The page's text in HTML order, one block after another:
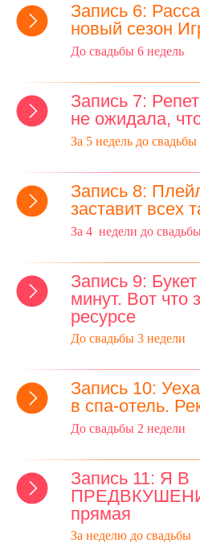
Запись 6:
новый сезон
До свадьбы 6 недель
Запись 7:
не ожидала,
За 5 недель до свадьбы
Запись 8:
заставит всех
За 4 недели до
Запись 9:
минут. Вот что
ресурсе
До свадьбы 3 недели
Запись 10:
в спа-отель.
До свадьбы 2 недели
Запись 11: Я В
прямая
За неделю до свадьбы